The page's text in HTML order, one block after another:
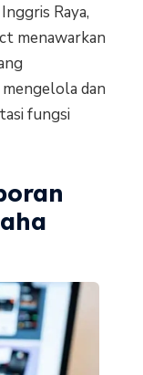
Raya,
menawarkan
dan
fungsi